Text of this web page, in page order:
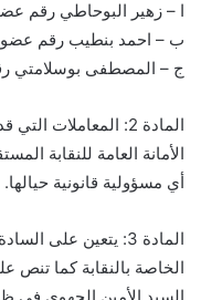
ا – زهير البوحاطي رقم
ب – احمد بنطيب رقم عضويته
ج – المصطفى بوسلامتي رقم
المادة 2: المعاملات
الأمانة العامة للنقابة
أي مسؤولية قانونية حيالها.
المادة 3: يتعين على
الخاصة بالنقابة كما تنص